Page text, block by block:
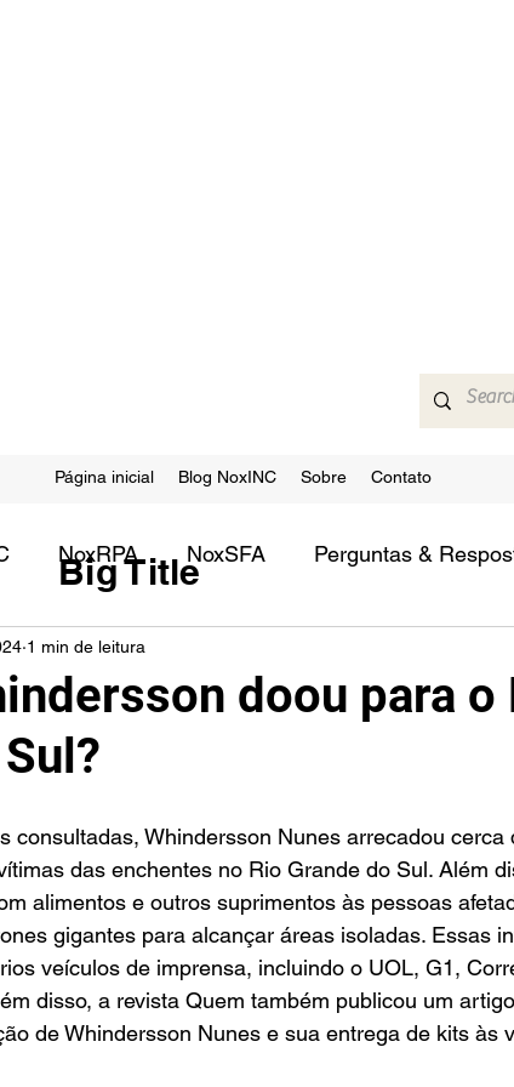
Página inicial Blog NoxINC Sobre Contato
NoxRPA NoxSFA Perguntas &
doou para o
1 min de leitura
consultadas, Whindersson Nunes arrecadou cerca
das enchentes no Rio Grande do Sul. Além
alimentos e outros suprimentos às pessoas
gigantes para alcançar áreas isoladas. Essas
veículos de imprensa, incluindo o UOL, G1,
disso, a revista Quem também publicou um
de Whindersson Nunes e sua entrega de kits às
Big Title